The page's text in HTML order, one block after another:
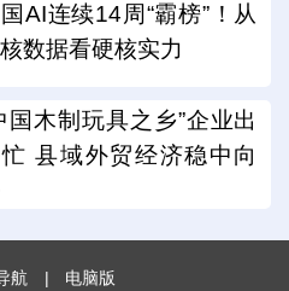
AI连续14周“霸榜”！从
数据看硬核实力
国木制玩具之乡”企业出
县域外贸经济稳中向
航 | 电脑版